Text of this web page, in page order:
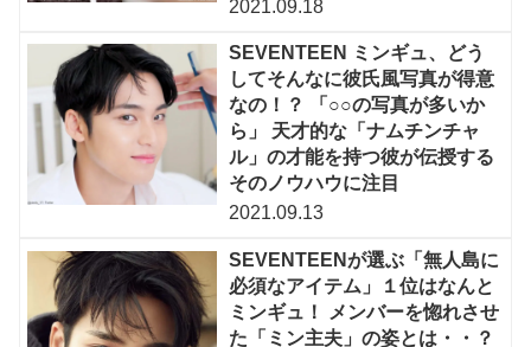
2021.09.18
SEVENTEEN ミンギュ、どう
してそんなに彼氏風写真が得意
なの！？ 「○○の写真が多いか
ら」 天才的な「ナムチンチャ
ル」の才能を持つ彼が伝授する
そのノウハウに注目
2021.09.13
SEVENTEENが選ぶ「無人島に
必須なアイテム」１位はなんと
ミンギュ！ メンバーを惚れさせ
た「ミン主夫」の姿とは・・？